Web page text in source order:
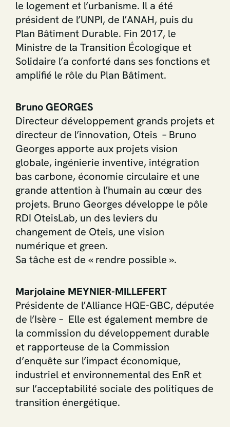
le logement et l’urbanisme. Il a été
président de l’UNPI, de l’ANAH, puis du
Plan Bâtiment Durable. Fin 2017, le
Ministre de la Transition Écologique et
Solidaire l’a conforté dans ses fonctions et
amplifié le rôle du Plan Bâtiment.
Bruno GEORGES
Directeur développement grands projets et
directeur de l’innovation, Oteis – Bruno
Georges apporte aux projets vision
globale, ingénierie inventive, intégration
bas carbone, économie circulaire et une
grande attention à l’humain au cœur des
projets. Bruno Georges développe le pôle
RDI OteisLab, un des leviers du
changement de Oteis, une vision
numérique et green.
Sa tâche est de « rendre possible ».
Marjolaine MEYNIER-MILLEFERT
Présidente de l’Alliance HQE-GBC, députée
de l’Isère – Elle est également membre de
la commission du développement durable
et rapporteuse de la Commission
d’enquête sur l’impact économique,
industriel et environnemental des EnR et
sur l’acceptabilité sociale des politiques de
transition énergétique.